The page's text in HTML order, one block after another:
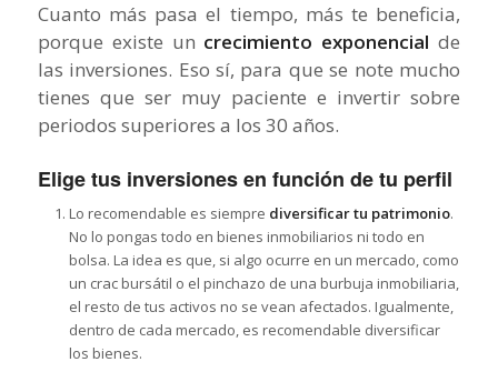
Cuanto más pasa el tiempo, más te beneficia,
porque existe un crecimiento exponencial de
las inversiones. Eso sí, para que se note mucho
tienes que ser muy paciente e invertir sobre
periodos superiores a los 30 años.
Elige tus inversiones en función de tu perfil
Lo recomendable es siempre diversificar tu patrimonio.
No lo pongas todo en bienes inmobiliarios ni todo en
bolsa. La idea es que, si algo ocurre en un mercado, como
un crac bursátil o el pinchazo de una burbuja inmobiliaria,
el resto de tus activos no se vean afectados. Igualmente,
dentro de cada mercado, es recomendable diversificar
los bienes.